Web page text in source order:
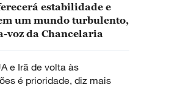
estabilidade e
um mundo turbulento,
voz da Chancelaria
e Irã de volta às
é prioridade, diz mais